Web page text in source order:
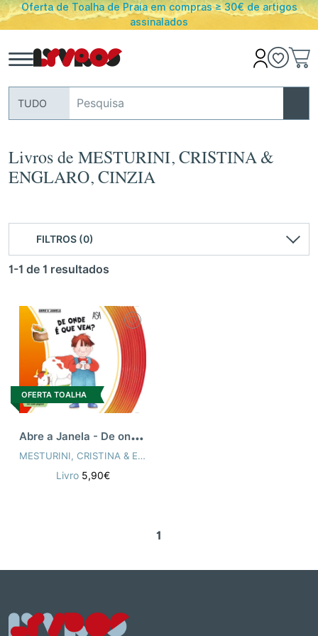
compras ≥ 30€ de artigos
PORTES GRATUITOS
TUDO
Livros de MESTURINI, CRISTINA &
ENGLARO, CINZIA
FILTROS (0)
1-1 de 1 resultados
OFERTA TOALHA
A
bre a Janela - De onde é que vem?
MESTURINI, CRISTINA & ENGLARO, CINZIA
Livro 5,90€
1